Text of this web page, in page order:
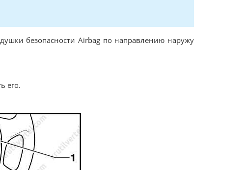
безопасности Аirbag по направлению наружу
его.